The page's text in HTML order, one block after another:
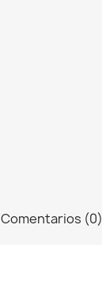
Comentarios (0)